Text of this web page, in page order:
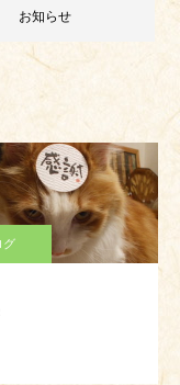
お知らせ
グ